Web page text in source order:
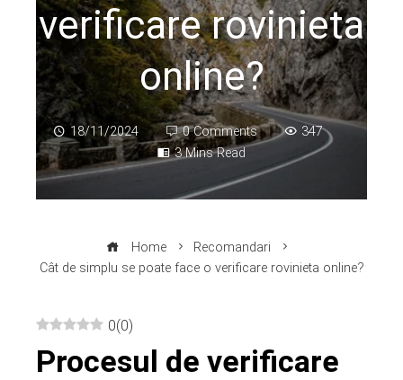
verificare rovinieta
online?
18/11/2024 0 Comments
347
3 Mins Read
Home
Recomandari
Cât de simplu se poate face o verificare rovinieta online?
0(0)
Procesul de verificare